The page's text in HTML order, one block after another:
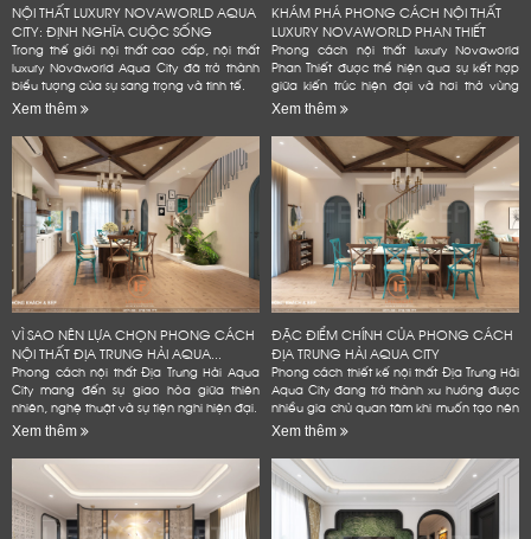
NỘI THẤT LUXURY NOVAWORLD AQUA
CITY: ĐỊNH NGHĨA CUỘC SỐNG
ĐẲNG...
Trong thế giới nội thất cao cấp, nội thất
luxury Novaworld Aqua City đã trở thành
biểu tượng của sự sang trọng và tinh tế.
Xem thêm
KHÁM PHÁ PHONG CÁCH NỘI THẤT
LUXURY NOVAWORLD PHAN THIẾT
Phong cách nội thất luxury Novaworld
Phan Thiết được thể hiện qua sự kết hợp
giữa kiến trúc hiện đại và hơi thở vùng
biển.
Xem thêm
VÌ SAO NÊN LỰA CHỌN PHONG CÁCH
NỘI THẤT ĐỊA TRUNG HẢI AQUA...
Phong cách nội thất Địa Trung Hải Aqua
City mang đến sự giao hòa giữa thiên
nhiên, nghệ thuật và sự tiện nghi hiện đại.
Xem thêm
ĐẶC ĐIỂM CHÍNH CỦA PHONG CÁCH
ĐỊA TRUNG HẢI AQUA CITY
Phong cách thiết kế nội thất Địa Trung Hải
Aqua City đang trở thành xu hướng được
nhiều gia chủ quan tâm khi muốn tạo nên
không gian sống đẳng cấp
Xem thêm
LỜI CẢM ƠN
LIFECONCEPT